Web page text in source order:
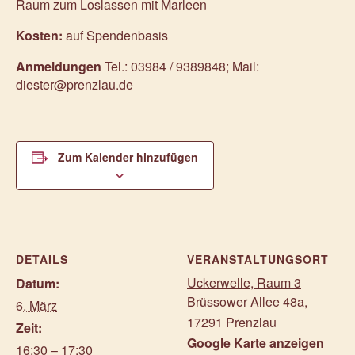
Raum zum Loslassen mit Marleen
Kosten: auf Spendenbasis
Anmeldungen Tel.: 03984 / 9389848; Mail:
diester@prenzlau.de
Zum Kalender hinzufügen
DETAILS
Datum:
6. März
Zeit:
16:30 – 17:30
VERANSTALTUNGSORT
Uckerwelle, Raum 3
Brüssower Allee 48a,
17291 Prenzlau
Google Karte anzeigen